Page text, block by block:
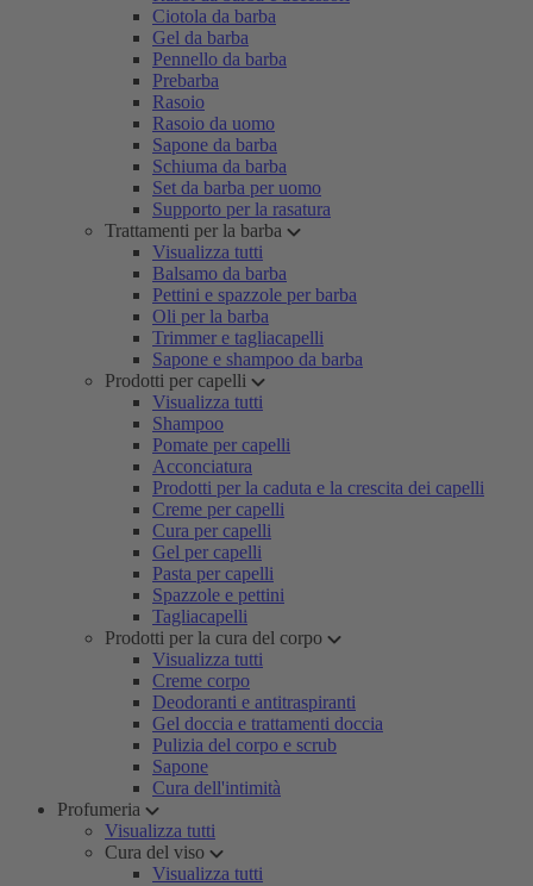
Ciotola da barba
Gel da barba
Pennello da barba
Prebarba
Rasoio
Rasoio da uomo
Sapone da barba
Schiuma da barba
Set da barba per uomo
Supporto per la rasatura
Trattamenti per la barba
Visualizza tutti
Balsamo da barba
Pettini e spazzole per barba
Oli per la barba
Trimmer e tagliacapelli
Sapone e shampoo da barba
Prodotti per capelli
Visualizza tutti
Shampoo
Pomate per capelli
Acconciatura
Prodotti per la caduta e la crescita dei capelli
Creme per capelli
Cura per capelli
Gel per capelli
Pasta per capelli
Spazzole e pettini
Tagliacapelli
Prodotti per la cura del corpo
Visualizza tutti
Creme corpo
Deodoranti e antitraspiranti
Gel doccia e trattamenti doccia
Pulizia del corpo e scrub
Sapone
Cura dell'intimità
Profumeria
Visualizza tutti
Cura del viso
Visualizza tutti